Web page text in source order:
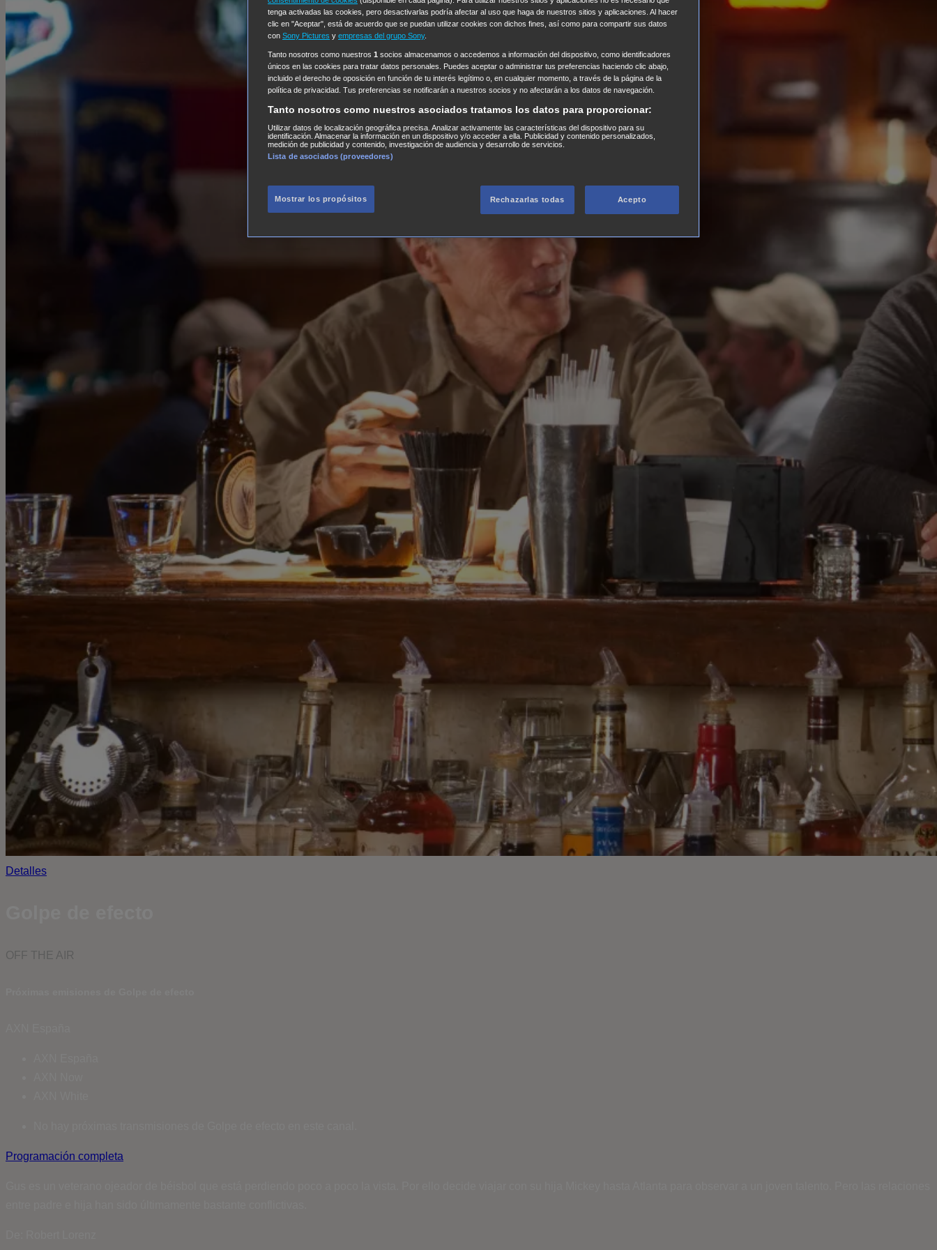
Detalles
OFF THE AIR
Programación completa
tenga activadas las cookies, pero desactivarlas podría afectar al uso que haga de nuestros sitios y aplicaciones. Al hacer
clic en "Aceptar", está de acuerdo que se puedan utilizar cookies con dichos fines, así como para compartir sus datos
con Sony Pictures y empresas del grupo Sony.
Tanto nosotros como nuestros 1 socios almacenamos o accedemos a información del dispositivo, como identificadores
únicos en las cookies para tratar datos personales. Puedes aceptar o administrar tus preferencias haciendo clic abajo,
incluido el derecho de oposición en función de tu interés legítimo o, en cualquier momento, a través de la página de la
política de privacidad. Tus preferencias se notificarán a nuestros socios y no afectarán a los datos de navegación.
Tanto nosotros como nuestros asociados tratamos los datos para proporcionar:
Utilizar datos de localización geográfica precisa. Analizar activamente las características del dispositivo para su
identificación. Almacenar la información en un dispositivo y/o acceder a ella. Publicidad y contenido personalizados,
medición de publicidad y contenido, investigación de audiencia y desarrollo de servicios.
Lista de asociados (proveedores)
Mostrar los propósitos Rechazarlas todas Acepto